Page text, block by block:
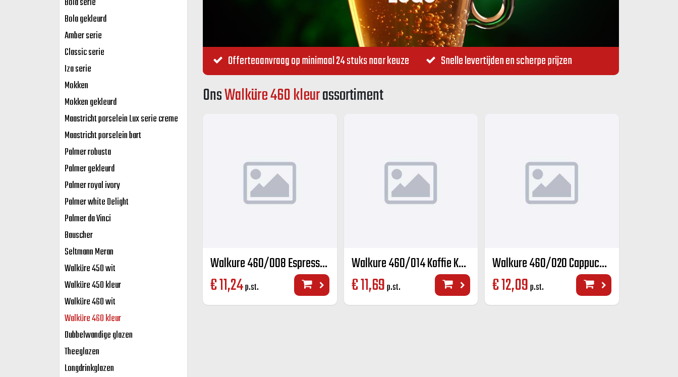
Bola serie
Bola gekleurd
Amber serie
Classic serie
Iza serie
Mokken
Mokken gekleurd
Maastricht porselein Lux serie creme
Maastricht porselein bart
Palmer robusta
Palmer gekleurd
Palmer royal ivory
Palmer white Delight
Palmer da Vinci
Bauscher
Seltmann Meran
Walküre 450 wit
Walküre 450 kleur
Walküre 460 wit
Walküre 460 kleur
Dubbelwandige glazen
Theeglazen
Longdrinkglazen
Offerteaanvraag op minimaal 24 stuks naar keuze Snelle levertijden en scherpe prijzen
OnsWalküre 460 kleurassortiment
Walkure 460/008 Espresso K+S kleur 8 cl
€11,24p.st.
Walkure 460/014 Koffie K+S kleur 14 cl
€11,69p.st.
Walkure 460/020 Cappuccino K+S kleur 20 cl
€12,09p.st.